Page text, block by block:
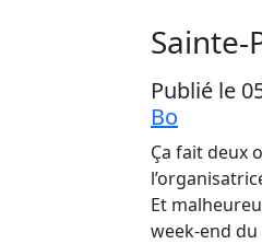
Sainte-
Publié le
Bo
Ça fait deux
Et
week-end du